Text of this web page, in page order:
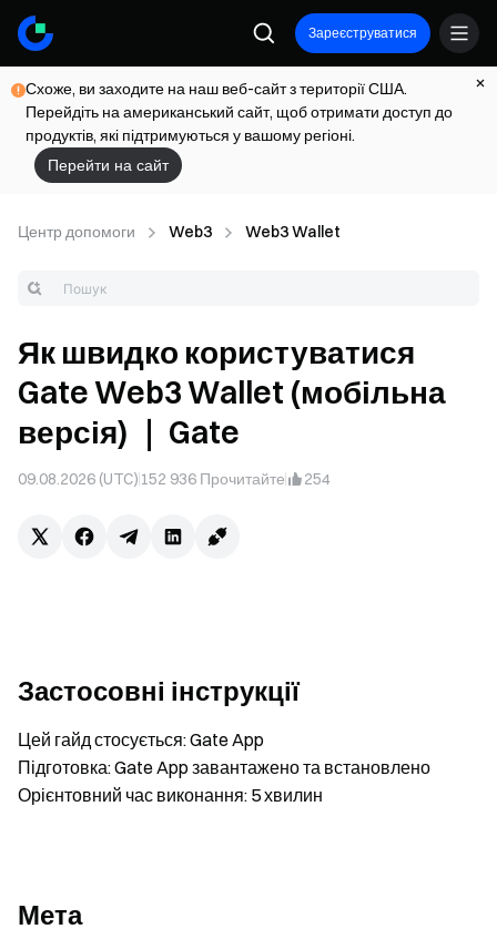
Зареєструватися
Схоже, ви заходите на наш веб-сайт з території США.
Перейдіть на американський сайт, щоб отримати доступ до
продуктів, які підтримуються у вашому регіоні.
Перейти на сайт
Центр допомоги Web3 Web3 Wallet
Як швидко користуватися
Gate Web3 Wallet (мобільна
версія) ｜ Gate
09.08.2026 (UTC) 152 936 Прочитайте 254
Застосовні інструкції
Цей гайд стосується: Gate App
Підготовка: Gate App завантажено та встановлено
Орієнтовний час виконання: 5 хвилин
Мета